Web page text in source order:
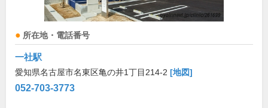
所在地・電話番号
一社駅
愛知県名古屋市名東区亀の井1丁目214-2 [地図]
052-703-3773